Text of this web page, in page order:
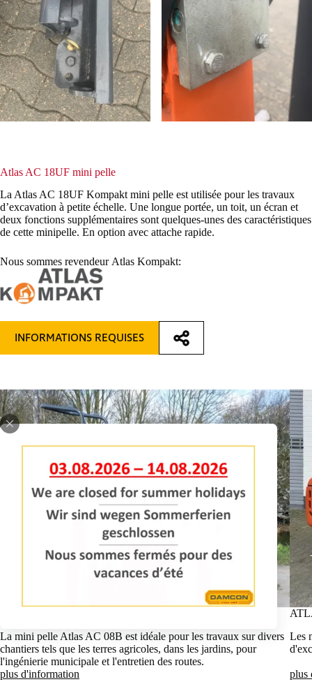
Atlas AC 18UF mini pelle
La Atlas AC 18UF Kompakt mini pelle est utilisée pour les travaux
d’excavation à petite échelle. Une longue portée, un toit, un écran et
deux fonctions supplémentaires sont quelques-unes des caractéristiques
de cette minipelle. En option avec attache rapide.
Nous sommes revendeur Atlas Kompakt:
INFORMATIONS REQUISES
La mini pelle Atlas AC 08B est idéale pour les travaux sur divers
chantiers tels que les terres agricoles, dans les jardins, pour
l'ingénierie municipale et l'entretien des routes.
plus d'information
Les
plus